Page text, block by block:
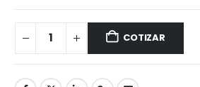
COTIZAR